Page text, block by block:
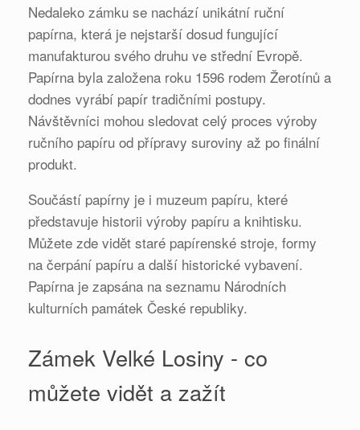
Nedaleko zámku se nachází unikátní ruční
papírna, která je nejstarší dosud fungující
manufakturou svého druhu ve střední Evropě.
Papírna byla založena roku 1596 rodem Žerotínů a
dodnes vyrábí papír tradičními postupy.
Návštěvníci mohou sledovat celý proces výroby
ručního papíru od přípravy suroviny až po finální
produkt.
Součástí papírny je i muzeum papíru, které
představuje historii výroby papíru a knihtisku.
Můžete zde vidět staré papírenské stroje, formy
na čerpání papíru a další historické vybavení.
Papírna je zapsána na seznamu Národních
kulturních památek České republiky.
Zámek Velké Losiny - co
můžete vidět a zažít